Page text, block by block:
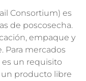
Consortium) es
de poscosecha.
empaque y
Para mercados
un requisito
un producto libre